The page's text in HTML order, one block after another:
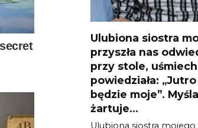
Ulubiona siostra
przyszła nas
przy stole,
powiedziała:
będzie moje”.
żartuje…
Ulubiona siostra mojego